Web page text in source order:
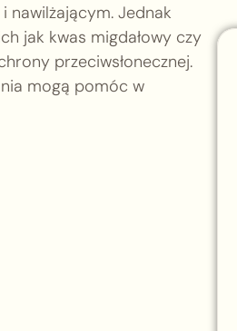
nawilżającym. Jednak
jak kwas migdałowy czy
przeciwsłonecznej.
mogą pomóc w